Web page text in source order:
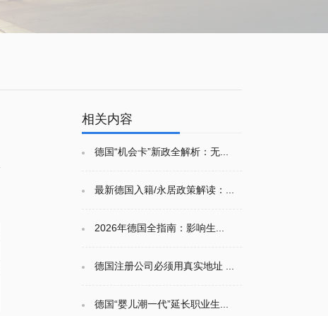
相关内容
德国“机会卡”新政全解析：无...
最新德国入籍/永居政策解读：...
2026年德国全指南：影响生...
德国注册公司必须用真实地址 ...
德国“婴儿潮一代”延长职业生...